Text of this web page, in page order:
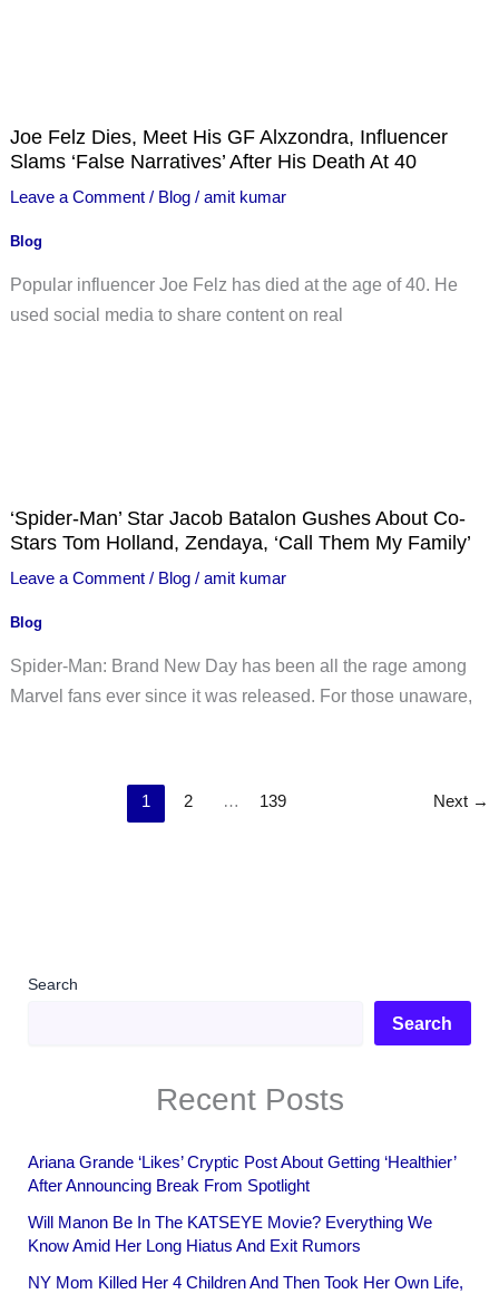
Joe Felz Dies, Meet His GF Alxzondra, Influencer
Slams ‘False Narratives’ After His Death At 40
Leave a Comment / Blog/ amit kumar
Blog
Popular influencer Joe Felz has died at the age of 40. He
used social media to share content on real
‘Spider-Man’ Star Jacob Batalon Gushes About Co-
Stars Tom Holland, Zendaya, ‘Call Them My Family’
Leave a Comment / Blog/ amit kumar
Blog
Spider-Man: Brand New Day has been all the rage among
Marvel fans ever since it was released. For those unaware,
1 2 … 139 Next →
Search
Search
Recent Posts
Ariana Grande ‘Likes’ Cryptic Post About Getting ‘Healthier’
After Announcing Break From Spotlight
Will Manon Be In The KATSEYE Movie? Everything We
Know Amid Her Long Hiatus And Exit Rumors
NY Mom Killed Her 4 Children And Then Took Her Own Life,